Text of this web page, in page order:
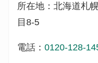
所在地：北海道札
目8-5
電話：0120-128-